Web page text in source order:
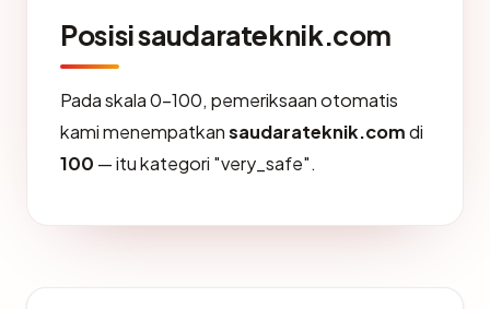
Posisi saudarateknik.com
Pada skala 0-100, pemeriksaan otomatis
kami menempatkansaudarateknik.comdi
100 — itu kategori "very_safe".